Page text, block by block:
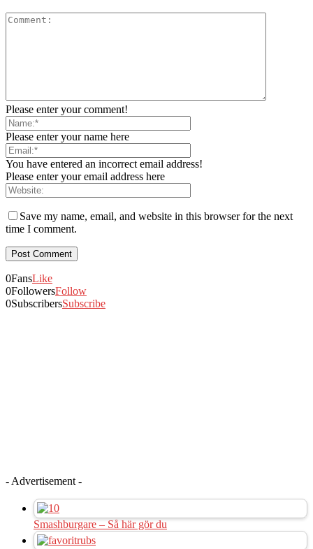
Please enter your comment!
Please enter your name here
You have entered an incorrect email address!
Please enter your email address here
Save my name, email, and website in this browser for the next
time I comment.
0FansLike
0FollowersFollow
0SubscribersSubscribe
- Advertisement -
Smashburgare – Så här gör du